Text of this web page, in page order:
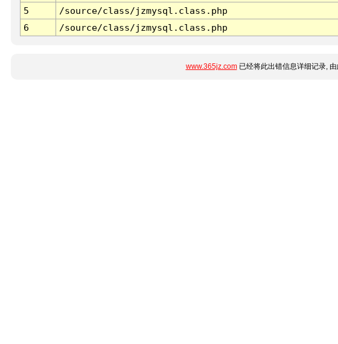
5
/source/class/jzmysql.class.php
6
/source/class/jzmysql.class.php
www.365jz.com已经将此出错信息详细记录,